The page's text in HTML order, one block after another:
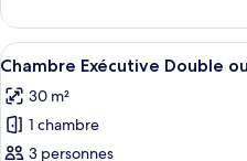
Double
ou
avec
lits
jumeaux
le
type
de
Chambre
Deluxe
Afficher
toutes
les
photos
pour
12
Chambre Exécutive Double
30 m²
1 chambre
3 personnes